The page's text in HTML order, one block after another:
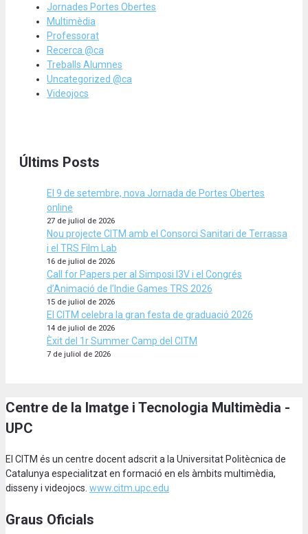
Jornades Portes Obertes
Multimèdia
Professorat
Recerca @ca
Treballs Alumnes
Uncategorized @ca
Videojocs
Últims Posts
El 9 de setembre, nova Jornada de Portes Obertes
online
27 de juliol de 2026
Nou projecte CITM amb el Consorci Sanitari de Terrassa
i el TRS Film Lab
16 de juliol de 2026
Call for Papers per al Simposi I3V i el Congrés
d’Animació de l’Indie Games TRS 2026
15 de juliol de 2026
El CITM celebra la gran festa de graduació 2026
14 de juliol de 2026
Èxit del 1r Summer Camp del CITM
7 de juliol de 2026
Centre de la Imatge i Tecnologia Multimèdia -
UPC
El CITM és un centre docent adscrit a la Universitat Politècnica de
Catalunya especialitzat en formació en els àmbits multimèdia,
disseny i videojocs. www.citm.upc.edu
Graus Oficials